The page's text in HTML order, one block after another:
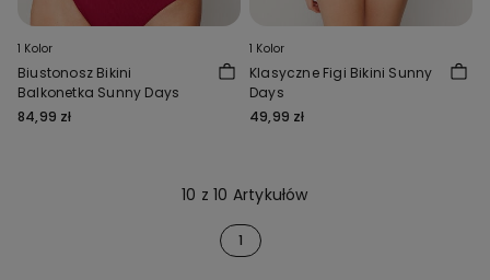
1 Kolor
Biustonosz Bikini
Balkonetka Sunny Days
84,99 zł
1 Kolor
Klasyczne Figi Bikini Sunny
Days
49,99 zł
10 z 10 Artykułów
1